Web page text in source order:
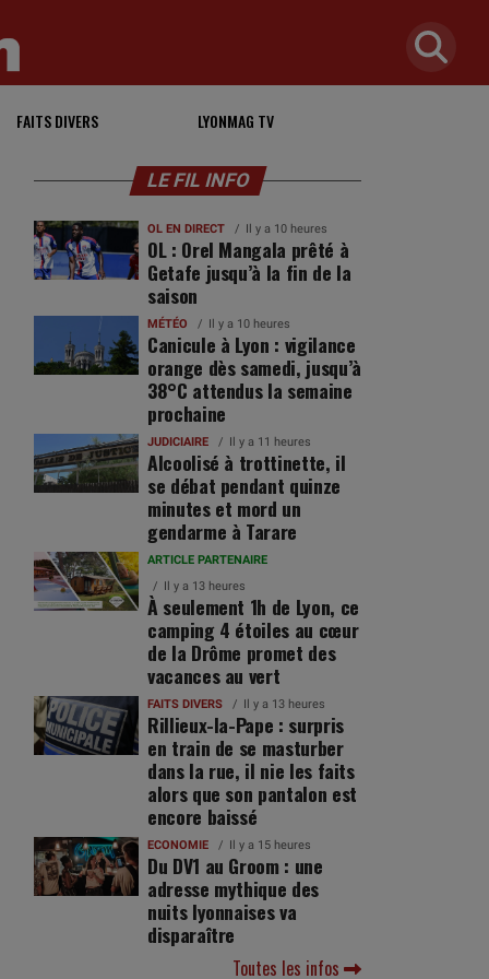
FAITS DIVERS LYONMAG TV
LE FIL INFO
OL EN DIRECT Il y a 10 heures
OL : Orel Mangala prêté à
Getafe jusqu’à la fin de la
saison
MÉTÉO Il y a 10 heures
Canicule à Lyon : vigilance
orange dès samedi, jusqu’à
38°C attendus la semaine
prochaine
JUDICIAIRE Il y a 11 heures
Alcoolisé à trottinette, il
se débat pendant quinze
minutes et mord un
gendarme à Tarare
ARTICLE PARTENAIRE
Il y a 13 heures
À seulement 1h de Lyon, ce
camping 4 étoiles au cœur
de la Drôme promet des
vacances au vert
FAITS DIVERS Il y a 13 heures
Rillieux-la-Pape : surpris
en train de se masturber
dans la rue, il nie les faits
alors que son pantalon est
encore baissé
ECONOMIE Il y a 15 heures
Du DV1 au Groom : une
adresse mythique des
nuits lyonnaises va
disparaître
Toutes les infos